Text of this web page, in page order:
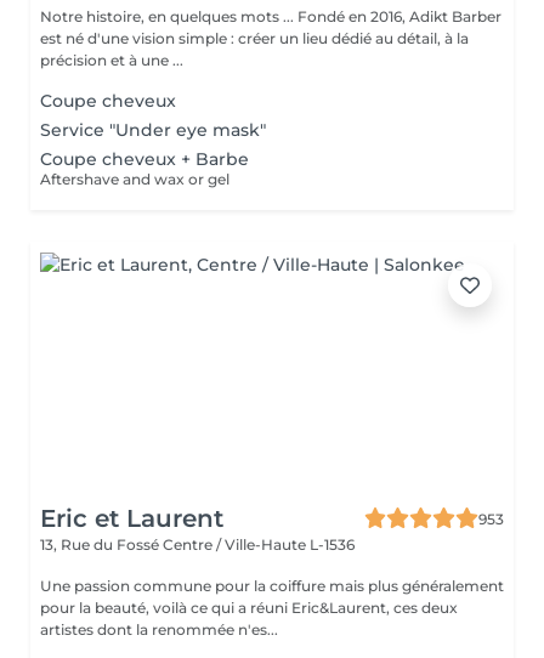
Notre histoire, en quelques mots ... Fondé en 2016, Adikt Barber
est né d'une vision simple : créer un lieu dédié au détail, à la
précision et à une ...
Coupe cheveux
Service "Under eye mask"
Coupe cheveux + Barbe
Aftershave and wax or gel
Eric et Laurent
953
13, Rue du Fossé Centre / Ville-Haute L-1536
Une passion commune pour la coiffure mais plus généralement
pour la beauté, voilà ce qui a réuni Eric&Laurent, ces deux
artistes dont la renommée n'es...